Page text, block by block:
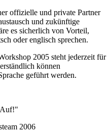
offizielle und private Partner
und zukünftige
es sicherlich von Vorteil,
oder englisch sprechen.
2005 steht jederzeit für
können
geführt werden.
2006